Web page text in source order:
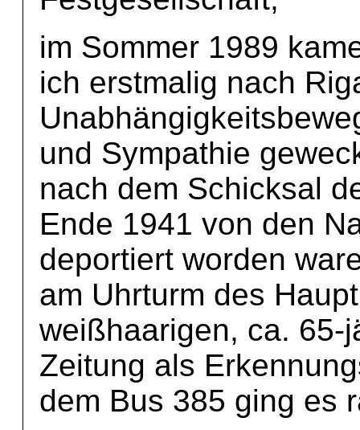
im Sommer 1989
ich erstmalig nach
und Sympathie
nach dem Schicksal
Ende 1941 von den
deportiert worden
am Uhrturm des
weißhaarigen, ca. 65-
Zeitung als
dem Bus 385 ging es